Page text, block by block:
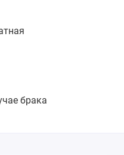
брака